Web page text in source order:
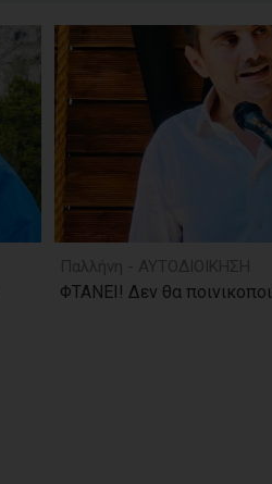
ΦΤΑΝΕΙ! Δεν θα